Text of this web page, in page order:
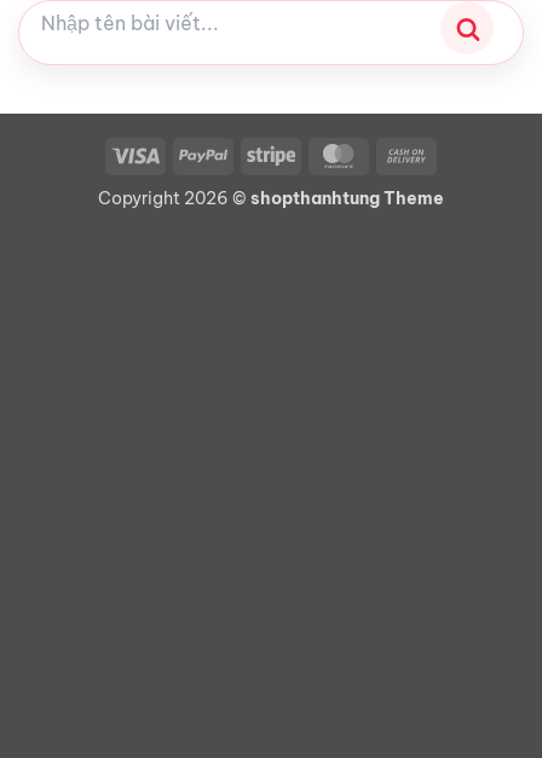
Visa PayPal Stripe MasterCard
Delivery
Copyright 2026 © shopthanhtung Theme